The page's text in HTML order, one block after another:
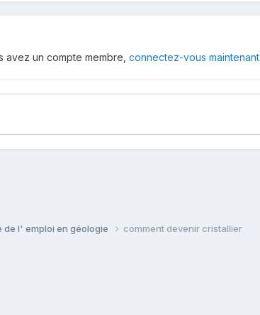
avez un compte membre, connectez-vous maintenant
l' emploi en géologie comment devenir cristallier